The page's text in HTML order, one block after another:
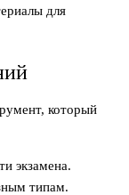
для
который
экзамена.
типам.